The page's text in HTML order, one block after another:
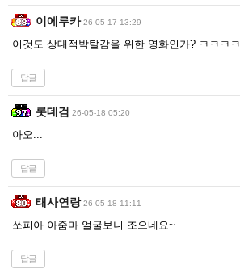
이에루카 26-05-17 13:29
이것도 상대적박탈감을 위한 영화인가? ㅋㅋㅋㅋ
답글
롯데검 26-05-18 05:20
아오...
답글
태사연랑 26-05-18 11:11
쏘피아 아줌마 얼굴보니 조으네요~
답글